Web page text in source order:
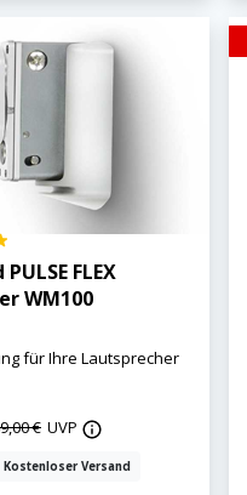
FLEX
WM100
für Ihre Lautsprecher
€ UVP
Kostenloser Versand